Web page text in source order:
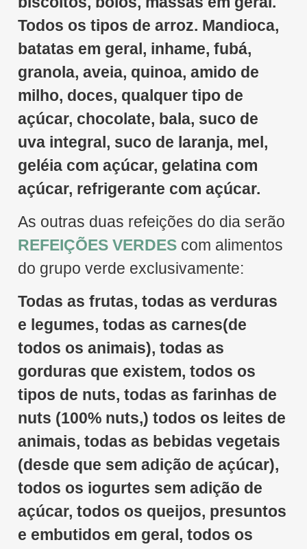
Todos os tipos de arroz. Mandioca,
batatas em geral, inhame, fubá,
granola, aveia, quinoa, amido de
milho, doces, qualquer tipo de
açúcar, chocolate, bala, suco de
uva integral, suco de laranja, mel,
geléia com açúcar, gelatina com
açúcar, refrigerante com açúcar.
As outras duas refeições do dia serão
REFEIÇÕES VERDES com alimentos
do grupo verde exclusivamente:
Todas as frutas, todas as verduras
e legumes, todas as carnes(de
todos os animais), todas as
gorduras que existem, todos os
tipos de nuts, todas as farinhas de
nuts (100% nuts,) todos os leites de
animais, todas as bebidas vegetais
(desde que sem adição de açúcar),
todos os iogurtes sem adição de
açúcar, todos os queijos, presuntos
e embutidos em geral, todos os